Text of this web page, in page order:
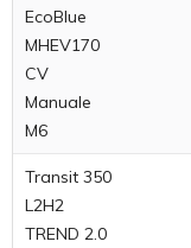
EcoBlue
MHEV170
CV
Manuale
M6
Transit 350
L2H2
TREND 2.0